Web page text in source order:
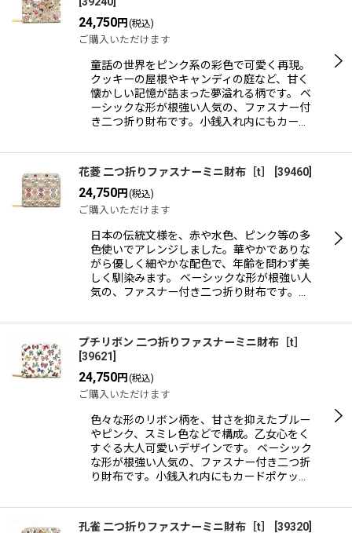
24,750円 (税込)
ご購入いただけます
童話の世界をピンク系の彩色で可愛く再現。
クッキーの屋根やキャンディの庭など、甘く
懐かしい記憶が詰まった夢溢れる柄です。 ベ
ーシックな形が根強い人気の、ファスナー付
き二つ折り財布です。小銭入れ内にもカー…
花菱 二つ折りファスナーミニ財布［t］ 39460
24,750円 (税込)
ご購入いただけます
日本の伝統文様を、赤や水色、ピンク等の多
色使いでアレンジしました。華やかでありな
がら優しく細やかな配色で、年齢を問わず美
しく馴染みます。 ベーシックな形が根強い人
気の、ファスナー付き二つ折り財布です。…
プチリボン 二つ折りファスナーミニ財布［t］
39621
24,750円 (税込)
ご購入いただけます
色々な形のリボン柄を、甘さを抑えたブルー
やピンク、スミレ色などで構成。乙女心をく
すぐる大人可愛いデザインです。 ベーシック
な形が根強い人気の、ファスナー付き二つ折
り財布です。小銭入れ内にもカードポケッ…
孔雀 二つ折りファスナーミニ財布［t］ 39320